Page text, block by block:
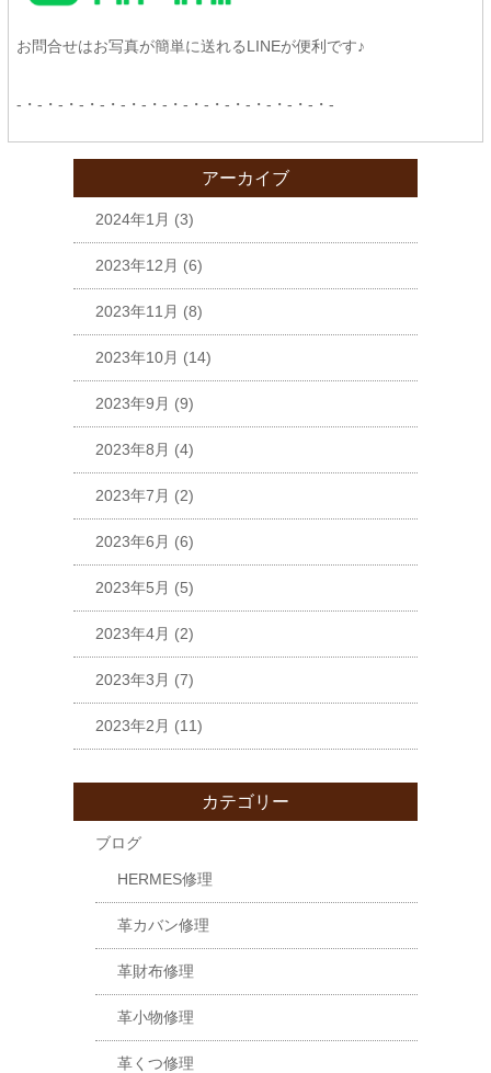
お問合せはお写真が簡単に送れるLINEが便利です♪
-・-・-・-・-・-・-・-・-・-・-・-・-・-・-・-
アーカイブ
2024年1月 (3)
2023年12月 (6)
2023年11月 (8)
2023年10月 (14)
2023年9月 (9)
2023年8月 (4)
2023年7月 (2)
2023年6月 (6)
2023年5月 (5)
2023年4月 (2)
2023年3月 (7)
2023年2月 (11)
カテゴリー
ブログ
HERMES修理
革カバン修理
革財布修理
革小物修理
革くつ修理